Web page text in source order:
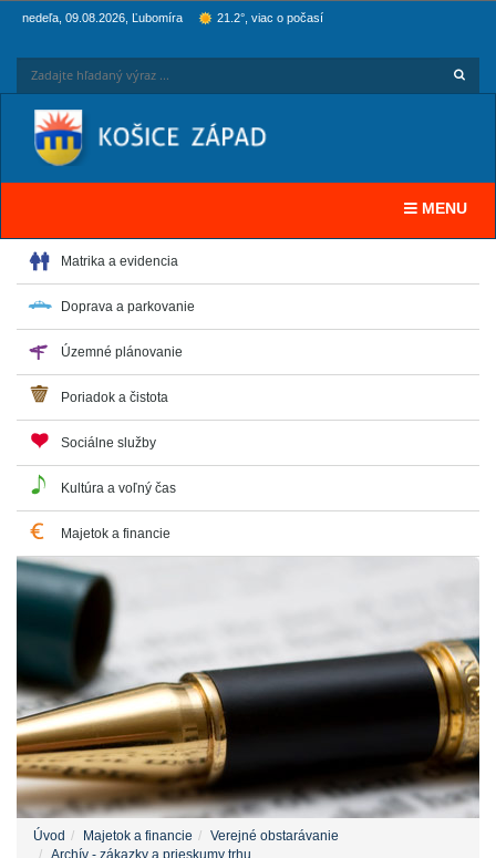
nedeľa, 09.08.2026, Ľubomíra 21.2°, viac o počasí
Toggle
MENU
Matrika a evidencia
Doprava a parkovanie
Územné plánovanie
Poriadok a čistota
Sociálne služby
Kultúra a voľný čas
Majetok a financie
Úvod Majetok a financie
Verejné obstarávanie
Archív - zákazky a prieskumy trhu